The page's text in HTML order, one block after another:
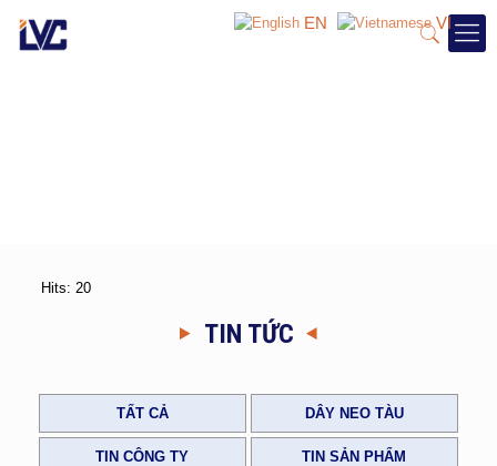
Hits: 20
TIN TỨC
TẤT CẢ DÂY NEO TÀU
TIN CÔNG TY TIN SẢN PHẨM
EN VI